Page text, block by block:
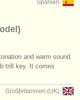
Spanien
and warm sound.
trill key. It comes
Großbritannien (UK)